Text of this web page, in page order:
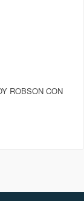
ROBSON CON